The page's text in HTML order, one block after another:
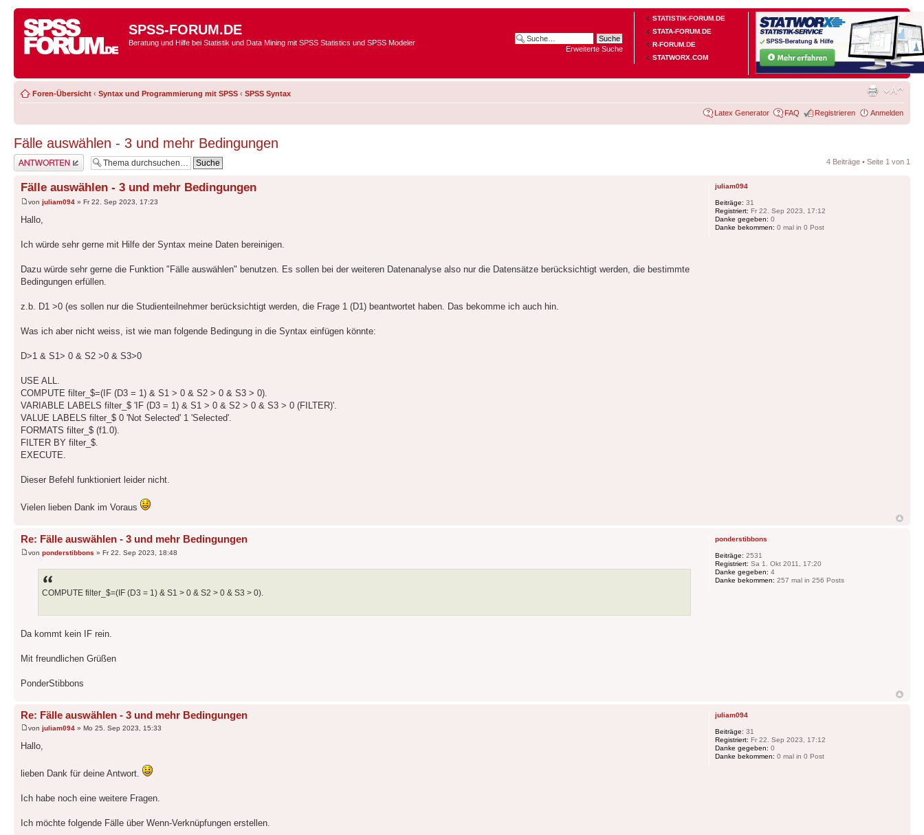
STATISTIK-FORUM.DE
STATA-FORUM.DE
R-FORUM.DE
STATWORX.COM
SPSS-FORUM.DE
Beratung und Hilfe bei Statistik und Data Mining mit SPSS Statistics und SPSS Modeler
Erweiterte Suche
Foren-Übersicht ‹ Syntax und Programmierung mit SPSS ‹ SPSS Syntax
Latex Generator FAQ Registrieren Anmelden
Fälle auswählen - 3 und mehr Bedingungen
Antwort erstellen 4 Beiträge • Seite 1 von 1
Fälle auswählen - 3 und mehr Bedingungen
von juliam094 » Fr 22. Sep 2023, 17:23
Hallo,
Ich würde sehr gerne mit Hilfe der Syntax meine Daten bereinigen.
Dazu würde sehr gerne die Funktion "Fälle auswählen" benutzen. Es sollen bei der weiteren Datenanalyse also nur die Datensätze berücksichtigt werden, die bestimmte
Bedingungen erfüllen.
z.b. D1 >0 (es sollen nur die Studienteilnehmer berücksichtigt werden, die Frage 1 (D1) beantwortet haben. Das bekomme ich auch hin.
Was ich aber nicht weiss, ist wie man folgende Bedingung in die Syntax einfügen könnte:
D>1 & S1> 0 & S2 >0 & S3>0
USE ALL.
COMPUTE filter_$=(IF (D3 = 1) & S1 > 0 & S2 > 0 & S3 > 0).
VARIABLE LABELS filter_$ 'IF (D3 = 1) & S1 > 0 & S2 > 0 & S3 > 0 (FILTER)'.
VALUE LABELS filter_$ 0 'Not Selected' 1 'Selected'.
FORMATS filter_$ (f1.0).
FILTER BY filter_$.
EXECUTE.
Dieser Befehl funktioniert leider nicht.
Vielen lieben Dank im Voraus
juliam094
Beiträge: 31
Registriert: Fr 22. Sep 2023, 17:12
Danke gegeben: 0
Danke bekommen: 0 mal in 0 Post
Re: Fälle auswählen - 3 und mehr Bedingungen
von ponderstibbons » Fr 22. Sep 2023, 18:48
COMPUTE filter_$=(IF (D3 = 1) & S1 > 0 & S2 > 0 & S3 > 0).
Da kommt kein IF rein.
Mit freundlichen Grüßen
PonderStibbons
ponderstibbons
Beiträge: 2531
Registriert: Sa 1. Okt 2011, 17:20
Danke gegeben: 4
Danke bekommen: 257 mal in 256 Posts
Re: Fälle auswählen - 3 und mehr Bedingungen
von juliam094 » Mo 25. Sep 2023, 15:33
Hallo,
lieben Dank für deine Antwort.
Ich habe noch eine weitere Fragen.
Ich möchte folgende Fälle über Wenn-Verknüpfungen erstellen.
juliam094
Beiträge: 31
Registriert: Fr 22. Sep 2023, 17:12
Danke gegeben: 0
Danke bekommen: 0 mal in 0 Post